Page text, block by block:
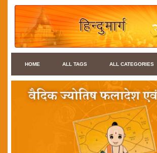
HOME ALL TAGS ALL CATEGORIES